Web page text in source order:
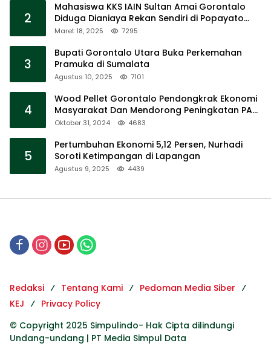
2
Mahasiswa KKS IAIN Sultan Amai Gorontalo
Diduga Dianiaya Rekan Sendiri di Popayato
Barat
Maret 18, 2025 7295
3
Bupati Gorontalo Utara Buka Perkemahan
Pramuka di Sumalata
Agustus 10, 2025 7101
4
Wood Pellet Gorontalo Pendongkrak Ekonomi
Masyarakat Dan Mendorong Peningkatan PAD
Gorontalo
Oktober 31, 2024 4683
5
Pertumbuhan Ekonomi 5,12 Persen, Nurhadi
Soroti Ketimpangan di Lapangan
Agustus 9, 2025 4439
Redaksi Tentang Kami
Pedoman Media Siber
KEJ
Privacy Policy
© Copyright 2025 Simpulindo- Hak Cipta dilindungi
Undang-undang | PT Media Simpul Data